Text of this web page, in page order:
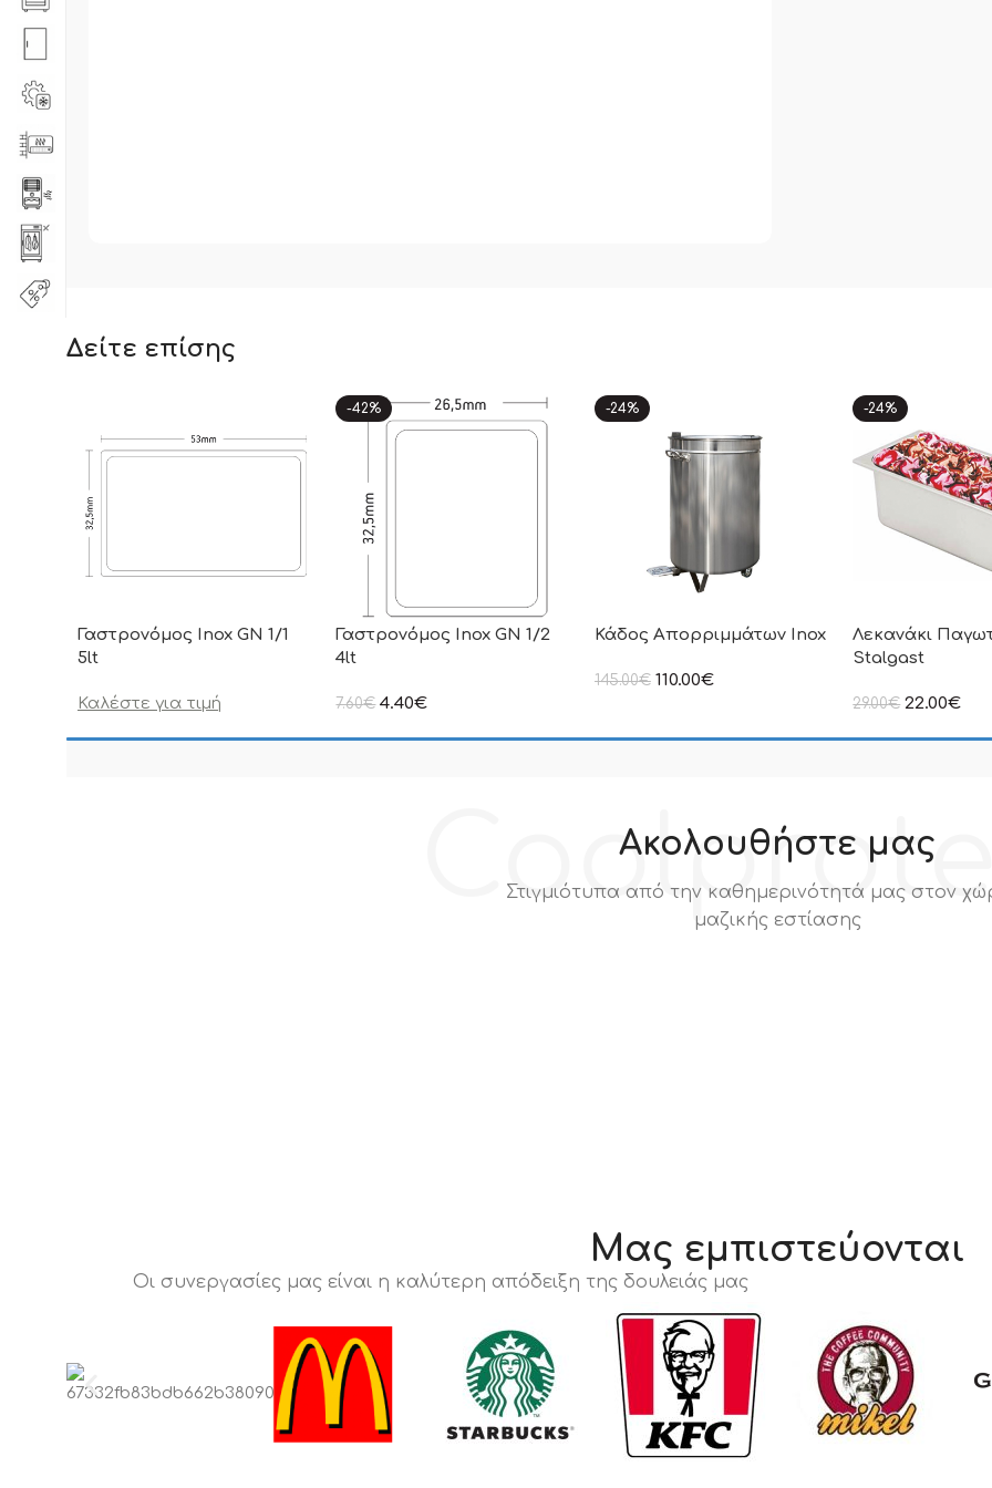
Δείτε επίσης
Γαστρονόμος Inox GN 1/1
5lt
Καλέστε για τιμή
-42%
Γαστρονόμος Inox GN 1/2
4lt
7.60€ 4.40€
συμπεριλαμβάνεται Φ.Π.Α
-24%
Κάδος Aπορριμμάτων Inox
145.00€ 110.00€
-24%
Λεκανάκι
Stalgast
29.00€ 22.00€
Ακολουθήστε μας
Στιγμιότυπα από την καθημερινότητά μας στον
μαζικής εστίασης
Μας εμπιστεύονται
Οι συνεργασίες μας είναι η καλύτερη απόδειξη της δουλειάς μας